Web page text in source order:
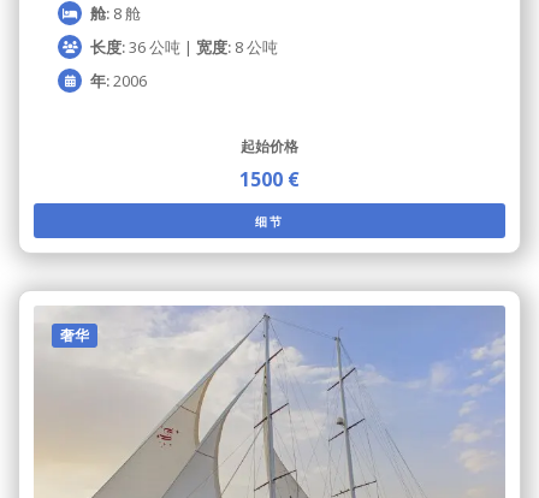
舱: 8 舱
长度:36 公吨 | 宽度: 8 公吨
年:2006
起始价格
1500 €
细节
奢华